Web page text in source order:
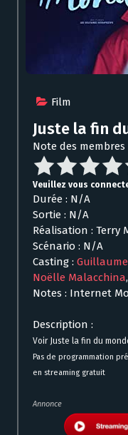
Film
Juste la fin
Note des membres
Veuillez vous
Durée : N/A
Sortie : N/A
Réalisation : Terry
Scénario : N/A
Casting :
Noëlle Malacchina,
Notes : Internet
Description :
Voir Juste la fin du
Pas de programmation
en streaming gratuit
Annonce